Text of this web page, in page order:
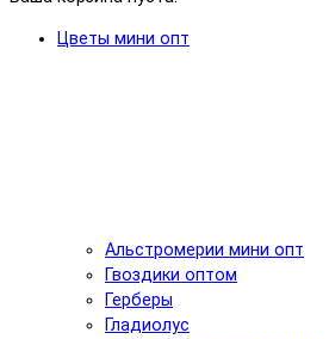
Цветы мини опт
Альстромерии мини опт
Гвоздики оптом
Герберы
Гладиолус